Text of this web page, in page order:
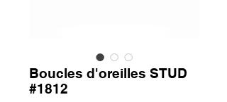
Boucles d'oreilles STUD
#1812